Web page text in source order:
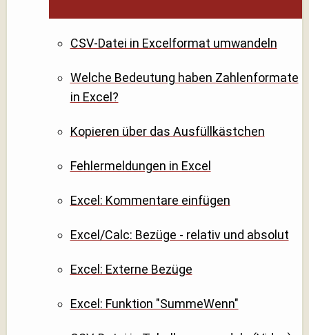
CSV-Datei in Excelformat umwandeln
Welche Bedeutung haben Zahlenformate
in Excel?
Kopieren über das Ausfüllkästchen
Fehlermeldungen in Excel
Excel: Kommentare einfügen
Excel/Calc: Bezüge - relativ und absolut
Excel: Externe Bezüge
Excel: Funktion "SummeWenn"